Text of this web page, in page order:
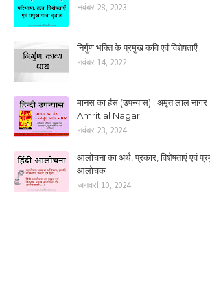
नवंबर 28, 2023
निर्गुण भक्ति के प्रमुख कवि एवं विशेषताऍं
नवंबर 14, 2022
मानस का हंस (उपन्यास) : अमृत लाल
Amritlal Nagar
नवंबर 23, 2024
आलोचना का अर्थ, प्रकार, विशेषताएं एवं
आलोचक
जनवरी 10, 2024